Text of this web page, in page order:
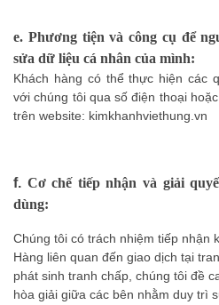
e. Phương tiện và công cụ để
sửa dữ liệu cá nhân của mình:
Khách hàng có thể thực hiện các
với chúng tôi qua số điện thoại
trên website: kimkhanhviethung.vn
f. Cơ chế tiếp nhận và giải
dùng:
Chúng tôi có trách nhiệm tiếp nhận
Hàng liên quan đến giao dịch tại
phát sinh tranh chấp, chúng tôi đề
hòa giải giữa các bên nhằm duy trì